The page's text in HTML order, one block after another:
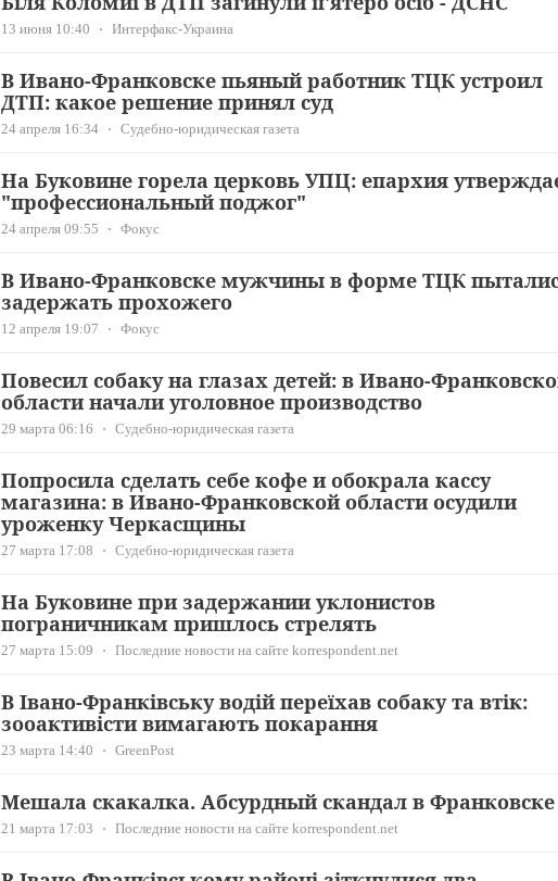
13 июня 10:40 Интерфакс-Украина
В Ивано-Франковске пьяный работник ТЦК устроил
ДТП: какое решение принял суд
24 апреля 16:34 Судебно-юридическая газета
На Буковине горела церковь УПЦ: епархия
"профессиональный поджог"
24 апреля 09:55 Фокус
В Ивано-Франковске мужчины в форме ТЦК
задержать прохожего
12 апреля 19:07 Фокус
Повесил собаку на глазах детей: в Ивано-
области начали уголовное производство
29 марта 06:16 Судебно-юридическая газета
Попросила сделать себе кофе и обокрала кассу
магазина: в Ивано-Франковской области осудили
уроженку Черкасщины
27 марта 17:08 Судебно-юридическая газета
На Буковине при задержании уклонистов
пограничникам пришлось стрелять
27 марта 15:09 Последние новости на сайте korrespondent.net
В Івано-Франківську водій переїхав собаку та втік:
зооактивісти вимагають покарання
23 марта 14:40 GreenPost
Мешала скакалка. Абсурдный скандал в Франковске
21 марта 17:03 Последние новости на сайте korrespondent.net